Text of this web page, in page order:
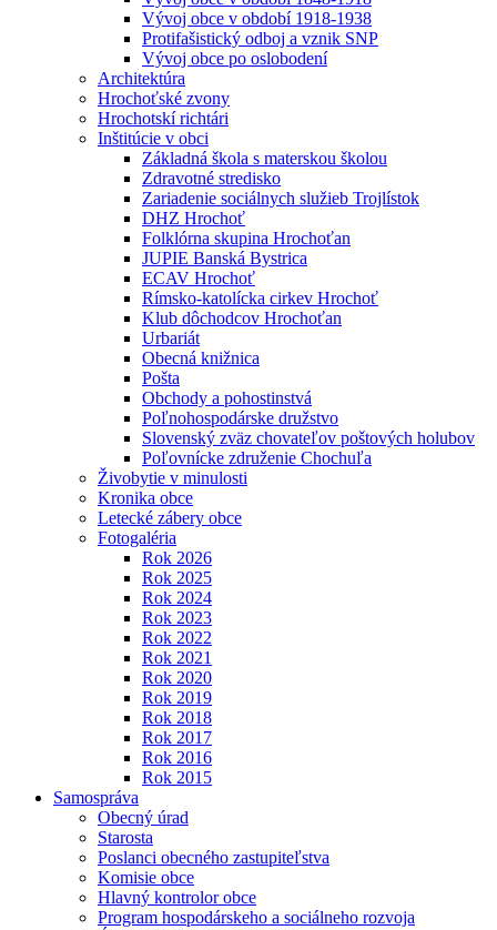
Vývoj obce v období 1918-1938
Protifašistický odboj a vznik SNP
Vývoj obce po oslobodení
Architektúra
Hrochoťské zvony
Hrochotskí richtári
Inštitúcie v obci
Základná škola s materskou školou
Zdravotné stredisko
Zariadenie sociálnych služieb Trojlístok
DHZ Hrochoť
Folklórna skupina Hrochoťan
JUPIE Banská Bystrica
ECAV Hrochoť
Rímsko-katolícka cirkev Hrochoť
Klub dôchodcov Hrochoťan
Urbariát
Obecná knižnica
Pošta
Obchody a pohostinstvá
Poľnohospodárske družstvo
Slovenský zväz chovateľov poštových holubov
Poľovnícke združenie Chochuľa
Živobytie v minulosti
Kronika obce
Letecké zábery obce
Fotogaléria
Rok 2026
Rok 2025
Rok 2024
Rok 2023
Rok 2022
Rok 2021
Rok 2020
Rok 2019
Rok 2018
Rok 2017
Rok 2016
Rok 2015
Samospráva
Obecný úrad
Starosta
Poslanci obecného zastupiteľstva
Komisie obce
Hlavný kontrolor obce
Program hospodárskeho a sociálneho rozvoja